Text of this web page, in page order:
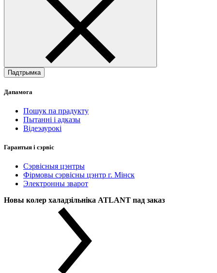
Падтрымка
Дапамога
Пошук па прадукту
Пытанні і адказы
Відеэаурокі
Гарантыя і сэрвіс
Сэрвісныя цэнтры
Фірмовы сэрвісны цэнтр г. Мінск
Электронны зварот
Новы колер халадзільніка ATLANT пад заказ